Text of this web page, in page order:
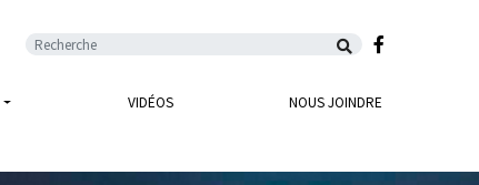
Facebook
VIDÉOS NOUS JOINDRE